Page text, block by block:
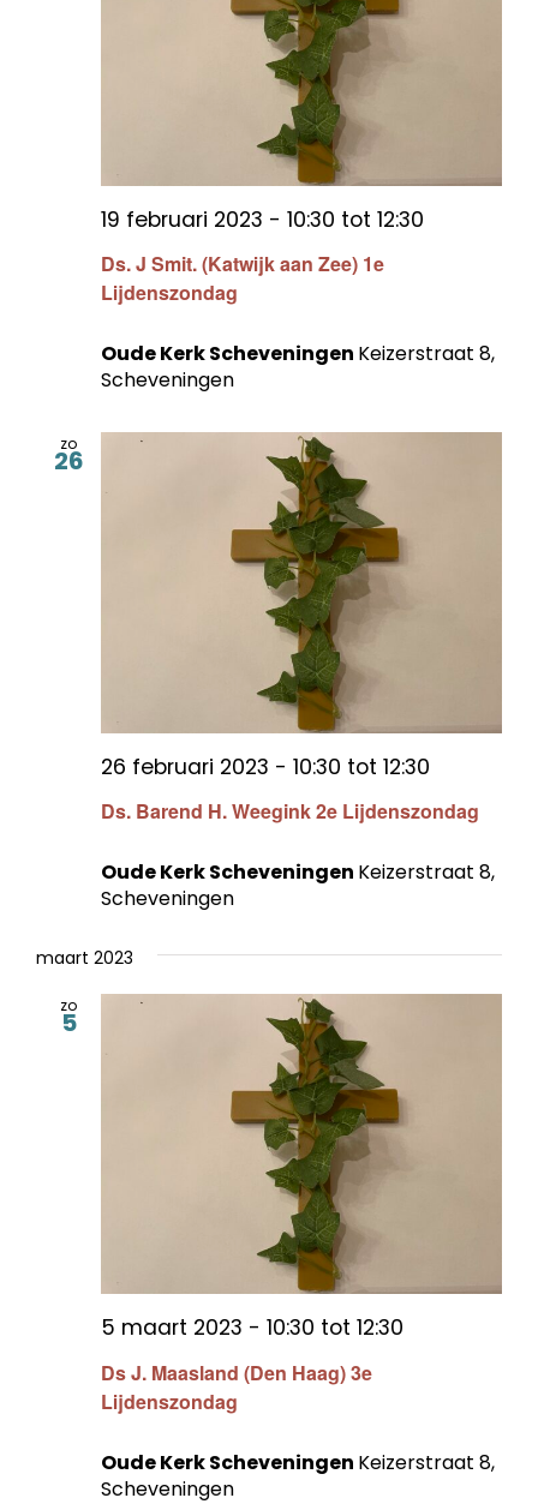
Ds. J Smit. (Katwijk aan Zee) 1e
Lijdenszondag
19 februari 2023 - 10:30 tot 12:30
Oude Kerk Scheveningen Keizerstraat 8,
Scheveningen
zo
26
Ds. Barend H. Weegink 2e Lijdenszondag
26 februari 2023 - 10:30 tot 12:30
Oude Kerk Scheveningen Keizerstraat 8,
Scheveningen
maart 2023
zo
5
Ds J. Maasland (Den Haag) 3e
Lijdenszondag
5 maart 2023 - 10:30 tot 12:30
Oude Kerk Scheveningen Keizerstraat 8,
Scheveningen